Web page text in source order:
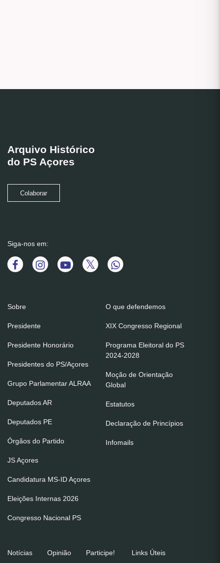
Arquivo Histórico
do PS Açores
Colaborar
Siga-nos em:
Sobre
Presidente
Presidente Honorário
Presidentes do PS/Açores
Grupo Parlamentar ALRAA
Deputados AR
Deputados PE
Órgãos do Partido
JS Açores
Candidatura MS-ID Açores
Eleições Internas 2026
Congresso Nacional PS
O que defendemos
XIX Congresso Regional
Programa Eleitoral do PS
2024-2028
Moção de Orientação
Global
Estatutos
Declaração de Princípios
Infomails
Notícias Opinião Participe! Links Úteis